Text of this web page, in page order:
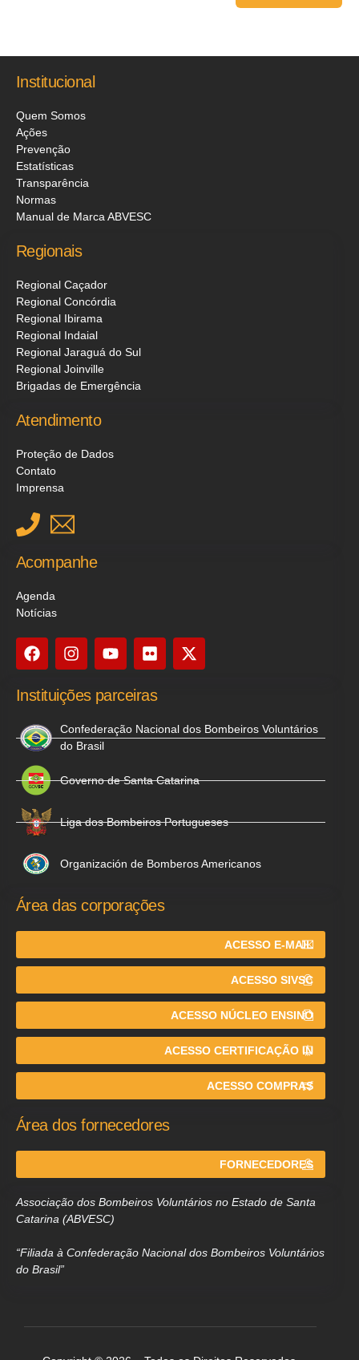
Institucional
Quem Somos
Ações
Prevenção
Estatísticas
Transparência
Normas
Manual de Marca ABVESC
Regionais
Regional Caçador
Regional Concórdia
Regional Ibirama
Regional Indaial
Regional Jaraguá do Sul
Regional Joinville
Brigadas de Emergência
Atendimento
Proteção de Dados
Contato
Imprensa
Acompanhe
Agenda
Notícias
Instituições parceiras
Confederação Nacional dos Bombeiros Voluntários
do Brasil
Governo de Santa Catarina
Liga dos Bombeiros Portugueses
Organización de Bomberos Americanos
Área das corporações
ACESSO E-MAIL
ACESSO SIVSC
ACESSO NÚCLEO ENSINO
ACESSO CERTIFICAÇÃO IN
ACESSO COMPRAS
Área dos fornecedores
FORNECEDORES
Associação dos Bombeiros Voluntários no Estado de Santa
Catarina (ABVESC)
“Filiada à Confederação Nacional dos Bombeiros Voluntários
do Brasil”